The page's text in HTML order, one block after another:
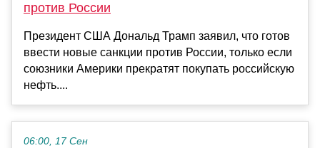
против России
Президент США Дональд Трамп заявил, что готов
ввести новые санкции против России, только если
союзники Америки прекратят покупать российскую
нефть....
06:00, 17 Сен